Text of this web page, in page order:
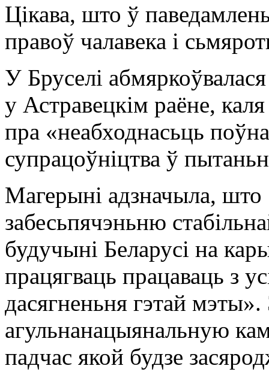
Цікава, што ў
правоў чалавека і
У Бруселі
у Астравецкім раёне,
пра «неабходнасьць
супрацоўніцтва ў
Магерыні адзначыла,
забесьпячэньню
будучыні Беларусі на
працягваць працаваць з
дасягненьня гэтай
агульнанацыянальную
падчас якой будзе